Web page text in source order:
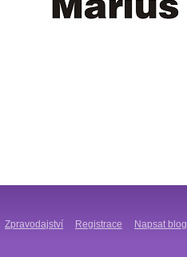
Zpravodajství Registrace Napsat blog